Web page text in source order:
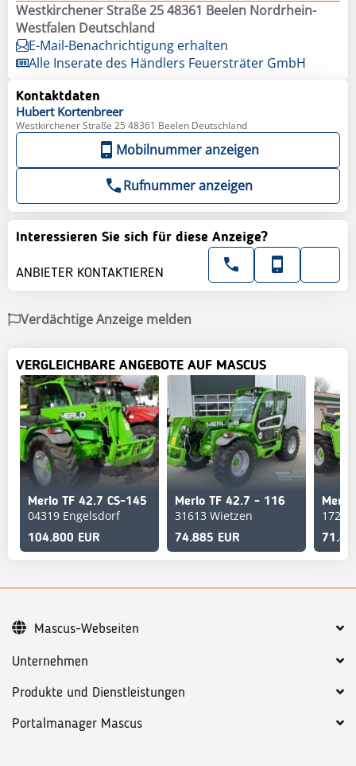
Westkirchener Straße 25 48361 Beelen Nordrhein-
Westfalen Deutschland
E-Mail-Benachrichtigung erhalten
Alle Inserate des Händlers Feuersträter GmbH
Kontaktdaten
Hubert Kortenbreer
Westkirchener Straße 25 48361 Beelen Deutschland
Mobilnummer anzeigen
Rufnummer anzeigen
Interessieren Sie sich für diese Anzeige?
ANBIETER KONTAKTIEREN
Verdächtige Anzeige melden
VERGLEICHBARE ANGEBOTE AUF MASCUS
Merlo TF 42.7 CS-145
04319 Engelsdorf
104.800 EUR
Merlo TF 42.7 - 116
31613 Wietzen
74.885 EUR
Unternehmen
Produkte und Dienstleistungen
Portalmanager Mascus
Mascus-Webseiten